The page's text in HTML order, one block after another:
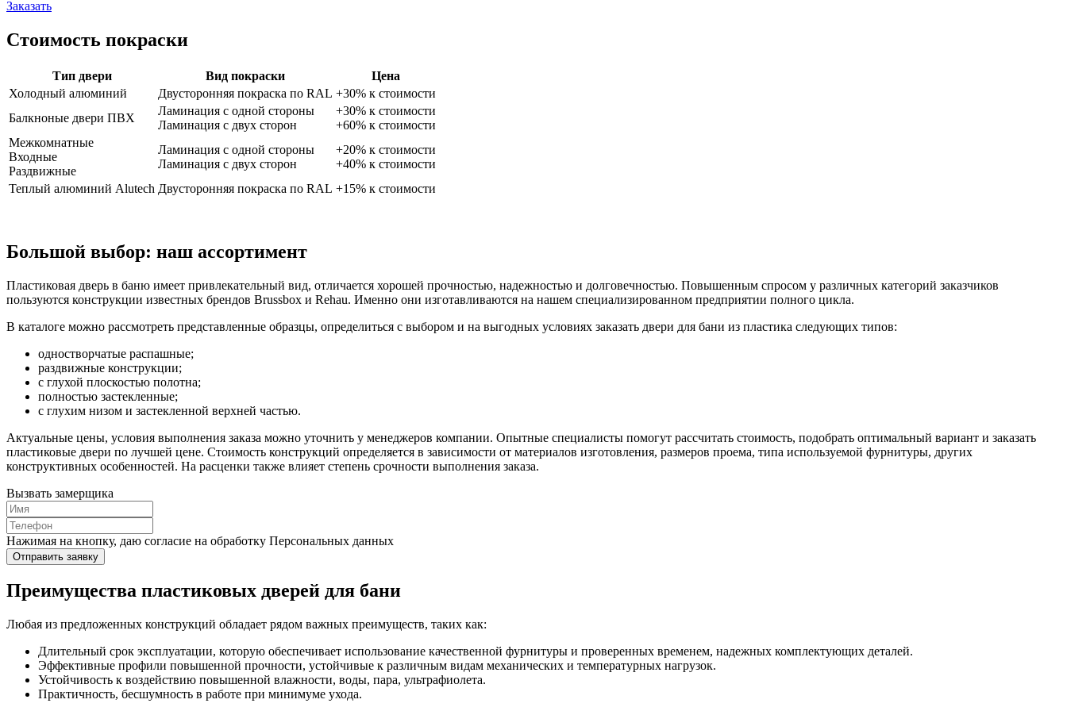
Заказать
Стоимость покраски
Тип двери Вид покраски
Цена
Холодный алюминий
Двусторонняя покраска по RAL +30% к стоимости
Балкноные двери ПВХ
Ламинация с одной стороны
Ламинация с двух сторон
+30% к стоимости
+60% к стоимости
Межкомнатные
Входные
Раздвижные
Ламинация с одной стороны
Ламинация с двух сторон
+20% к стоимости
+40% к стоимости
Теплый алюминий Alutech Двусторонняя покраска по RAL +15% к стоимости
Большой выбор: наш ассортимент
Пластиковая дверь в баню имеет привлекательный вид, отличается хорошей прочностью, надежностью и долговечностью. Повышенным спросом у различных категорий заказчиков
пользуются конструкции известных брендов Brussbox и Rehau. Именно они изготавливаются на нашем специализированном предприятии полного цикла.
В каталоге можно рассмотреть представленные образцы, определиться с выбором и на выгодных условиях заказать двери для бани из пластика следующих типов:
одностворчатые распашные;
раздвижные конструкции;
с глухой плоскостью полотна;
полностью застекленные;
с глухим низом и застекленной верхней частью.
Актуальные цены, условия выполнения заказа можно уточнить у менеджеров компании. Опытные специалисты помогут рассчитать стоимость, подобрать оптимальный вариант и заказать
пластиковые двери по лучшей цене. Стоимость конструкций определяется в зависимости от материалов изготовления, размеров проема, типа используемой фурнитуры, других
конструктивных особенностей. На расценки также влияет степень срочности выполнения заказа.
Вызвать замерщика
Нажимая на кнопку, даю согласие на обработку Персональных данных
Отправить заявку
Преимущества пластиковых дверей для бани
Любая из предложенных конструкций обладает рядом важных преимуществ, таких как:
Длительный срок эксплуатации, которую обеспечивает использование качественной фурнитуры и проверенных временем, надежных комплектующих деталей.
Эффективные профили повышенной прочности, устойчивые к различным видам механических и температурных нагрузок.
Устойчивость к воздействию повышенной влажности, воды, пара, ультрафиолета.
Практичность, бесшумность в работе при минимуме ухода.